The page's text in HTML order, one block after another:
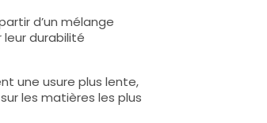
d’un mélange
leur durabilité
une usure plus lente,
les matières les plus